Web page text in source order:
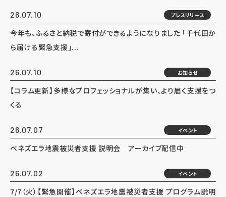
26.07.10 プレスリリース
今年も、ふるさと納税で寄付ができるようになりました 「千代田か
ら届ける緊急支援」...
26.07.10 お知らせ
【コラム更新】多様なプロフェッショナルが集い、より届く支援をつ
くる
26.07.07 イベント
ベネズエラ地震被災者支援 説明会 アーカイブ配信中
26.07.02 イベント
7/7（火）【緊急開催】ベネズエラ地震被災者支援 プログラム説明